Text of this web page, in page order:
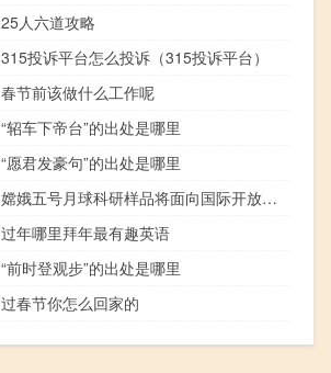
25人六道攻略
315投诉平台怎么投诉（315投诉平台）
春节前该做什么工作呢
“轺车下帝台”的出处是哪里
“愿君发豪句”的出处是哪里
嫦娥五号月球科研样品将面向国际开放申请
过年哪里拜年最有趣英语
“前时登观步”的出处是哪里
过春节你怎么回家的